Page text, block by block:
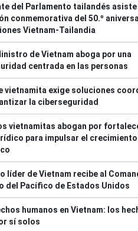
del Parlamento tailandés asiste
conmemorativa del 50.º
Vietnam-Tailandia
de Vietnam aboga por una
centrada en las personas
vietnamita exige soluciones
la ciberseguridad
vietnamitas abogan por
para impulsar el crecimiento
líder de Vietnam recibe al
del Pacífico de Estados Unidos
humanos en Vietnam: los
sí solos